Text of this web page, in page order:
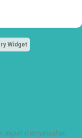
Widget
dapat menyesuikan